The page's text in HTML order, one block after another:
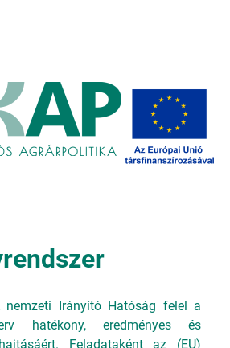
nemzeti Irányító Hatóság felel a
hatékony, eredményes és
Feladataként az (EU)